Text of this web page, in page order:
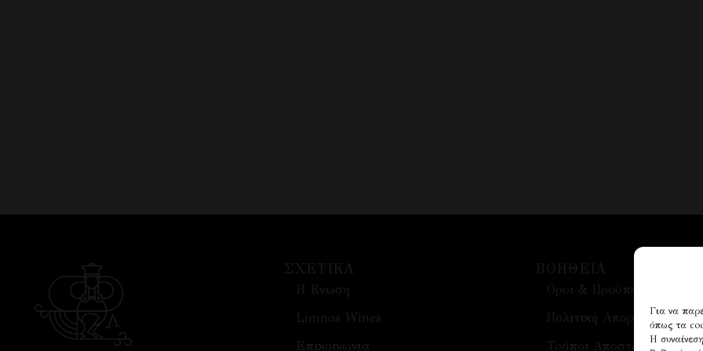
Για να
όπως τα
Η
ΣΧΕΤΙΚΑ
H Ενωση
Limnos Wines
Επικοινωνία
ΒΟΗΘΕΙΑ
Οροι & Προϋποθέσεις
Πολιτική Απορρήτου
Τρόποι Αποστολής